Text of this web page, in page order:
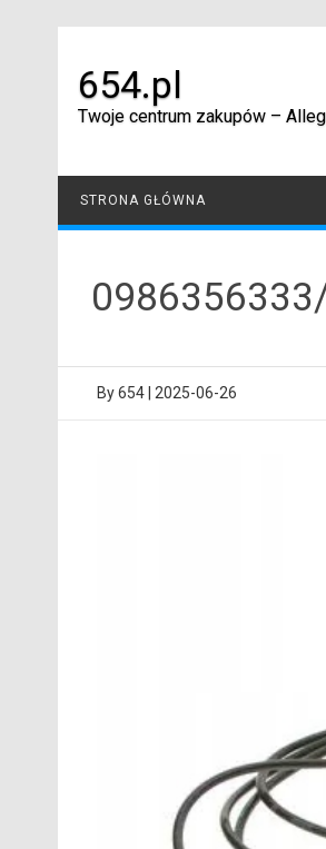
654.pl
Twoje centrum zakupów –
STRONA GŁÓWNA
By654 2025-06-26